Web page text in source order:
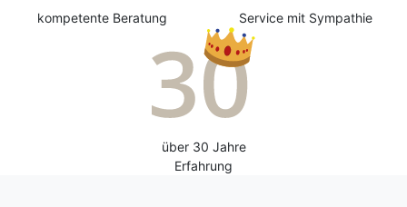
kompetente Beratung Service mit Sympathie
über 30 Jahre
Erfahrung